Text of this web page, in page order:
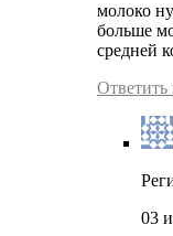
молоко
больше
средней
03